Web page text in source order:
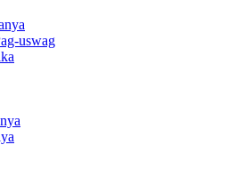
uswag